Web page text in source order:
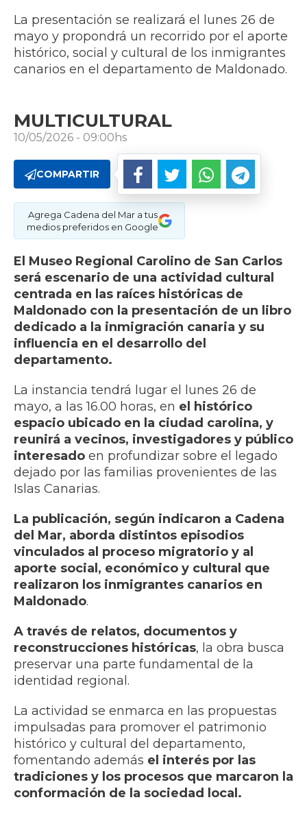
La presentación se realizará el lunes 26 de
mayo y propondrá un recorrido por el aporte
histórico, social y cultural de los inmigrantes
canarios en el departamento de Maldonado.
MULTICULTURAL
10/05/2026 - 09:00hs
COMPARTIR
Agrega Cadena del Mar a tus
medios preferidos en Google
El Museo Regional Carolino de San Carlos
será escenario de una actividad cultural
centrada en las raíces históricas de
Maldonado con la presentación de un libro
dedicado a la inmigración canaria y su
influencia en el desarrollo del
departamento.
La instancia tendrá lugar el lunes 26 de
mayo, a las 16.00 horas, en el histórico
espacio ubicado en la ciudad carolina, y
reunirá a vecinos, investigadores y público
interesado en profundizar sobre el legado
dejado por las familias provenientes de las
Islas Canarias.
La publicación, según indicaron a Cadena
del Mar, aborda distintos episodios
vinculados al proceso migratorio y al
aporte social, económico y cultural que
realizaron los inmigrantes canarios en
Maldonado.
A través de relatos, documentos y
reconstrucciones históricas, la obra busca
preservar una parte fundamental de la
identidad regional.
La actividad se enmarca en las propuestas
impulsadas para promover el patrimonio
histórico y cultural del departamento,
fomentando además el interés por las
tradiciones y los procesos que marcaron la
conformación de la sociedad local.